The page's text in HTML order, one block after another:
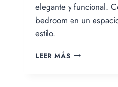
elegante y funcional.
bedroom en un
estilo.
LEER MÁS EL